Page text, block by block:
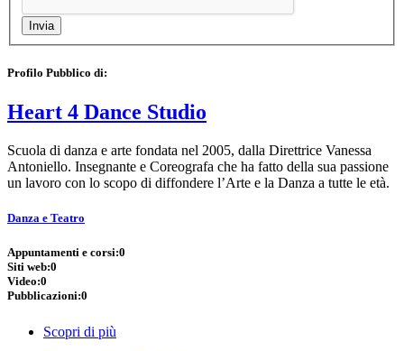
Profilo Pubblico di:
Heart 4 Dance Studio
Scuola di danza e arte fondata nel 2005, dalla Direttrice Vanessa
Antoniello. Insegnante e Coreografa che ha fatto della sua passione
un lavoro con lo scopo di diffondere l’Arte e la Danza a tutte le età.
Danza e Teatro
Appuntamenti e corsi:0
Siti web:0
Video:0
Pubblicazioni:0
Scopri di più